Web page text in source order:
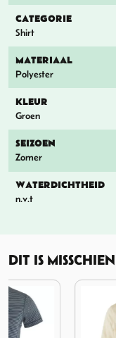
CATEGORIE
Shirt
MATERIAAL
Polyester
KLEUR
Groen
SEIZOEN
Zomer
WATERDICHTHEID
n.v.t
DIT IS